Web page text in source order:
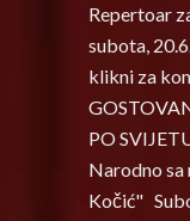
Repertoar
subota,
klikni za
PO
Narodno
Kočić"